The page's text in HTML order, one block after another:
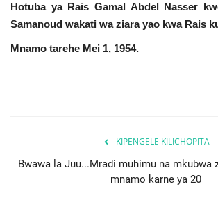
Hotuba ya Rais Gamal Abdel Nasser
Samanoud wakati wa ziara yao kwa Rais
Mnamo tarehe Mei 1, 1954.
KIPENGELE KILICHOPITA
Bwawa la Juu...Mradi muhimu na mkubwa
mnamo karne ya 20